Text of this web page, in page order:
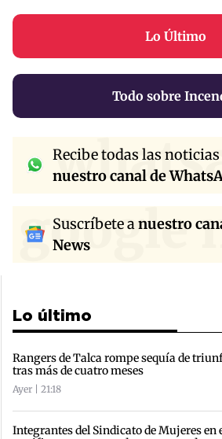
Lo Último
Todo sobre
Recibe todas las noticias
nuestro canal de
google
Suscríbete anuestro
News
Lo último
Rangers de Talca rompe sequía de
tras más de cuatro meses
Ayer | 21:18
Integrantes del Sindicato de Mujeres en